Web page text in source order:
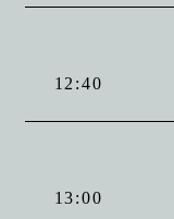
12:40
13:00